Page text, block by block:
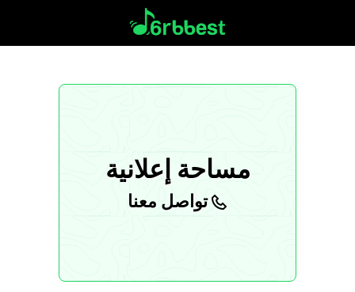
مساحة إعلانية
تواصل معنا